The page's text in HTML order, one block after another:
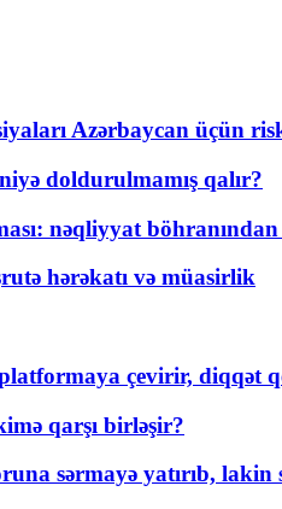
Azərbaycan üçün
doldurulmamış qalır?
nəqliyyat
hərəkatı və müasirlik
çevirir, diqqət
qarşı birləşir?
sərmayə yatırıb, lakin